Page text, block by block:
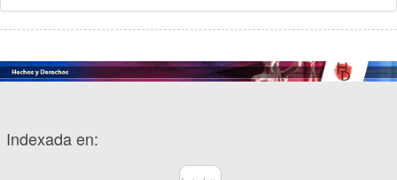
Indexada en: